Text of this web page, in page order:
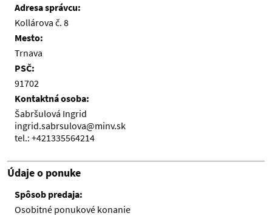
Adresa správcu:
Kollárova č. 8
Mesto:
Trnava
PSČ:
91702
Kontaktná osoba:
Šabršulová Ingrid
ingrid.sabrsulova@minv.sk
tel.: +421335564214
Údaje o ponuke
Spôsob predaja:
Osobitné ponukové konanie